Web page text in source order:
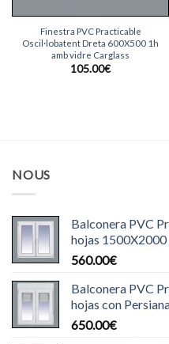
Finestra PVC Practicable
Oscil·lobatent Dreta 600X500 1h
amb vidre Carglass
105.00€
NOUS
Balconera PVC
hojas 1500X2000
560.00€
Balconera PVC
hojas con
650.00€